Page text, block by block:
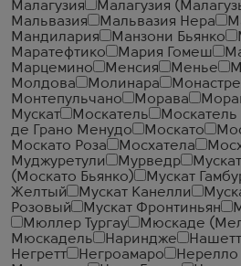
Малагузия
Малагузия
Мальвазия
Мальвазия Нера
Мандилария
Манзони Бьянко
Маратефтико
Мария Гомеш
Марцемино
Менсия Менье
Молдова
Молинара
Монтепульчано
Морава
Мускат
Москатель Москатель
де Грано Менудо
Москато
Москато Роза
Мосхатела
Муджуретули
Мурведр Мускат
(Москато Бьянко)
Мускат
Желтый
Мускат Канелли
Розовый
Мускат Фронтиньян
Мюллер Тургау
Мюскаде
Мюскадель
Нариндже
Негретт
Негроамаро Нерелло